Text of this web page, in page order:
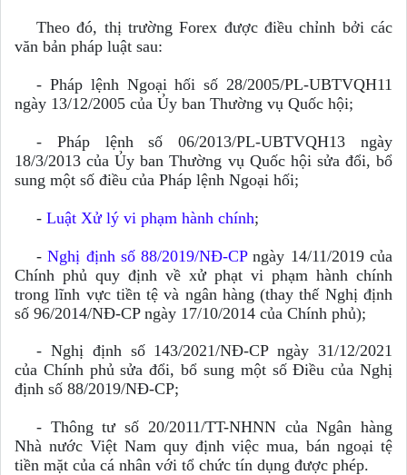
Theo đó, thị trường Forex được điều chỉnh bởi các
văn bản pháp luật sau:
- Pháp lệnh Ngoại hối số 28/2005/PL-UBTVQH11
ngày 13/12/2005 của Ủy ban Thường vụ Quốc hội;
- Pháp lệnh số 06/2013/PL-UBTVQH13 ngày
18/3/2013 của Ủy ban Thường vụ Quốc hội sửa đổi, bổ
sung một số điều của Pháp lệnh Ngoại hối;
- Luật Xử lý vi phạm hành chính;
-Nghị định số 88/2019/NĐ-CPngày 14/11/2019 của
Chính phủ quy định về xử phạt vi phạm hành chính
trong lĩnh vực tiền tệ và ngân hàng (thay thế Nghị định
số 96/2014/NĐ-CP ngày 17/10/2014 của Chính phủ);
- Nghị định số 143/2021/NĐ-CP ngày 31/12/2021
của Chính phủ sửa đổi, bổ sung một số Điều của Nghị
định số 88/2019/NĐ-CP;
- Thông tư số 20/2011/TT-NHNN của Ngân hàng
Nhà nước Việt Nam quy định việc mua, bán ngoại tệ
tiền mặt của cá nhân với tổ chức tín dụng được phép.